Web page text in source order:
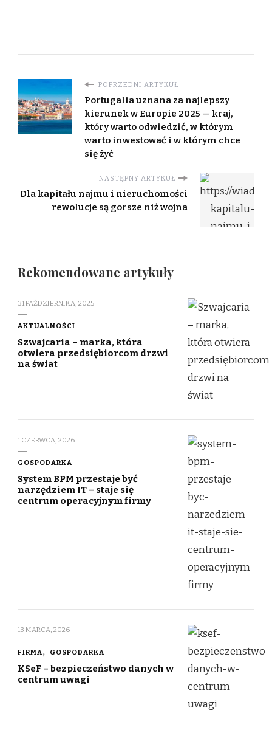
POPRZEDNI ARTYKUŁ
Portugalia uznana za najlepszy
kierunek w Europie 2025 — kraj,
który warto odwiedzić, w którym
warto inwestować i w którym chce
się żyć
NASTĘPNY ARTYKUŁ
Dla kapitału najmu i nieruchomości
rewolucje są gorsze niż wojna
Rekomendowane artykuły
31 PAŹDZIERNIKA, 2025
AKTUALNOŚCI
Szwajcaria – marka, która
otwiera przedsiębiorcom drzwi
na świat
1 CZERWCA, 2026
GOSPODARKA
System BPM przestaje być
narzędziem IT – staje się
centrum operacyjnym firmy
13 MARCA, 2026
FIRMA GOSPODARKA
KSeF – bezpieczeństwo danych w
centrum uwagi